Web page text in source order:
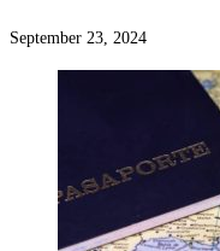
September 23, 2024